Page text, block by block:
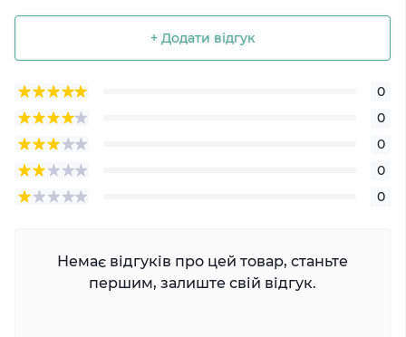
+ Додати відгук
0
0
0
0
0
Немає відгуків про цей товар, станьте
першим, залиште свій відгук.